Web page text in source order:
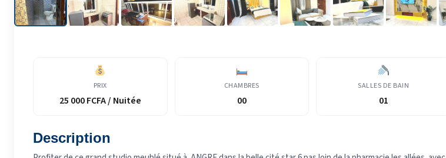
PRIX
25 000 FCFA / Nuitée
CHAMBRES
00
SALLES DE BAIN
01
Description